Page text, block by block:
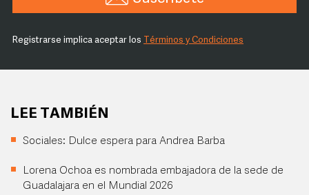
Registrarse implica aceptar los Términos y Condiciones
LEE TAMBIÉN
Sociales: Dulce espera para Andrea Barba
Lorena Ochoa es nombrada embajadora de la sede de
Guadalajara en el Mundial 2026